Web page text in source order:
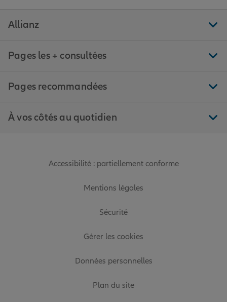
Allianz
Pages les + consultées
Pages recommandées
À vos côtés au quotidien
Accessibilité : partiellement conforme
Mentions légales
Sécurité
Gérer les cookies
Données personnelles
Plan du site